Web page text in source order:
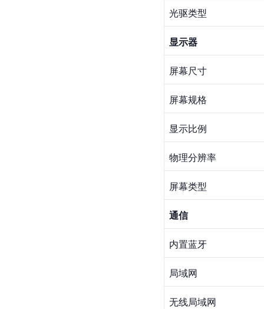
光驱类型
显示器
屏幕尺寸
屏幕规格
显示比例
物理分辨率
屏幕类型
通信
内置蓝牙
局域网
无线局域网